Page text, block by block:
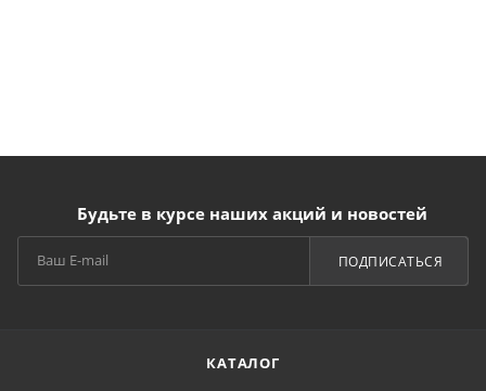
Будьте в курсе наших акций и новостей
ПОДПИСАТЬСЯ
КАТАЛОГ